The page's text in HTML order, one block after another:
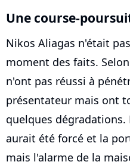
Une course-
Nikos Aliagas n'était
moment des faits.
n'ont pas réussi à
présentateur mais ont
quelques
aurait été forcé et la
mais l'alarme de la